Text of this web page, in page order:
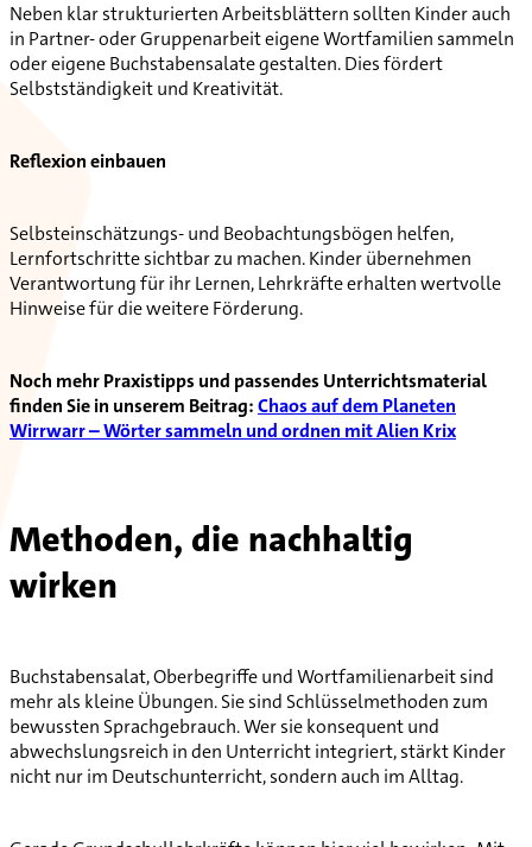
Neben klar strukturierten Arbeitsblättern sollten Kinder auch
in Partner- oder Gruppenarbeit eigene Wortfamilien sammeln
oder eigene Buchstabensalate gestalten. Dies fördert
Selbstständigkeit und Kreativität.
Reflexion einbauen
Selbsteinschätzungs- und Beobachtungsbögen helfen,
Lernfortschritte sichtbar zu machen. Kinder übernehmen
Verantwortung für ihr Lernen, Lehrkräfte erhalten wertvolle
Hinweise für die weitere Förderung.
Noch mehr Praxistipps und passendes Unterrichtsmaterial
finden Sie in unserem Beitrag:Chaos auf dem Planeten
Wirrwarr – Wörter sammeln und ordnen mit Alien Krix
Methoden, die nachhaltig
wirken
Buchstabensalat, Oberbegriffe und Wortfamilienarbeit sind
mehr als kleine Übungen. Sie sind Schlüsselmethoden zum
bewussten Sprachgebrauch. Wer sie konsequent und
abwechslungsreich in den Unterricht integriert, stärkt Kinder
nicht nur im Deutschunterricht, sondern auch im Alltag.